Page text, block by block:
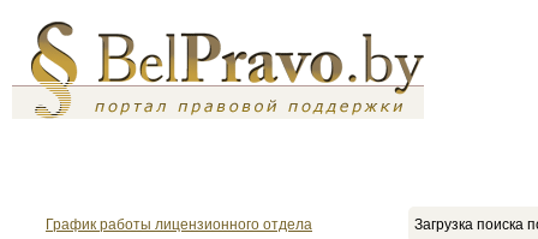
График работы лицензионного отдела
Загрузка поиска